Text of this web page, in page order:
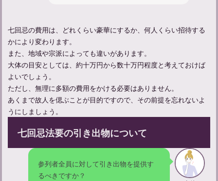
法要の香典マナーガイド：金額や包み方の正解は？
七回忌の費用は、どれくらい豪華にするか、何人くらい招待する
かにより変わります。
また、地域や宗派によっても違いがあります。
大体の目安としては、約十万円から数十万円程度と考えておけば
よいでしょう。
ただし、無理に多額の費用をかける必要はありません。
あくまで故人を偲ぶことが目的ですので、その前提を忘れないよ
うにしましょう。
七回忌法要の引き出物について
参列者全員に対して引き出物を提供す
るべきですか？